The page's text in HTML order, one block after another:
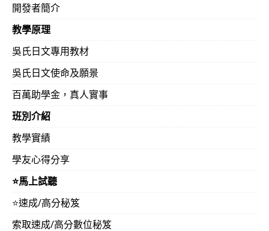
力求高分，不僅只是合合格就好，已經舊日檢二級合格之
形的估算都是假設文法解析能力為「零」或「負」（錯
協助建構文法、解析與精準閱讀的能力。傳統教學以記
記得不少單字，宛如廚房已經有滿滿的食材，只要學會
烹煮出一道又一道的美食。因此應該400~500小時以下，
前的N1，約為舊日檢一級約320（80%）~330（82.5%）
日文以外之「國文、閱讀」之「基本學力」，如果基本
實研習吳氏日文，自然就足以合格N1。）
開發者簡介
教學原理
吳氏日文專用教材
吳氏日文使命及願景
百萬助學金，真人實事
班別介紹
教學實績
學友心得分享
⭐️馬上試聽
⭐️速成/高分秘笈
索取速成/高分數位秘笈